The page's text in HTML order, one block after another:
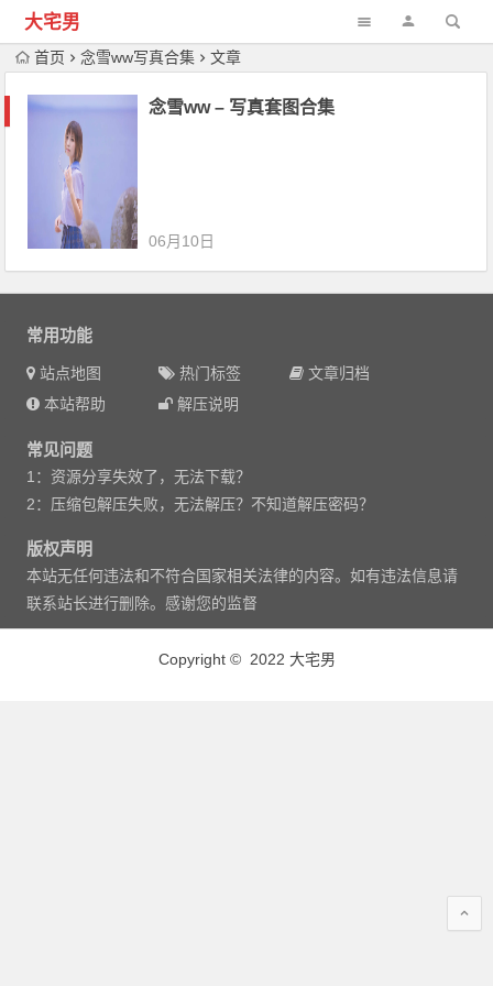
大宅男
首页 念雪ww写真合集 文章
念雪ww – 写真套图合集
06月10日
常用功能
站点地图 热门标签
文章归档
本站帮助
解压说明
常见问题
1：资源分享失效了，无法下载？
2：压缩包解压失败，无法解压？不知道解压密码？
版权声明
本站无任何违法和不符合国家相关法律的内容。如有违法信息请
联系站长进行删除。感谢您的监督
Copyright © 2022 大宅男